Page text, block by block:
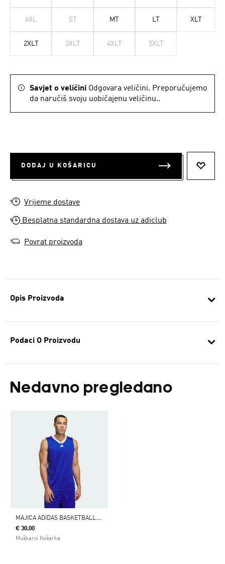
Opis Proizvoda
Podaci O Proizvodu
Nedavno pregledano
M
AJICA ADIDAS BASKETBALL LEGENDS
€ 30.00
Muškarci Košarka
6XL ST MT LT XLT
2XLT 3XLT 4XLT 5XLT
Savjet o veličini Odgovara veličini. Preporučujemo
da naručiš svoju uobičajenu veličinu..
DODAJ U KOŠARICU
Vrijeme dostave
Besplatna standardna dostava uz adiclub
Povrat proizvoda